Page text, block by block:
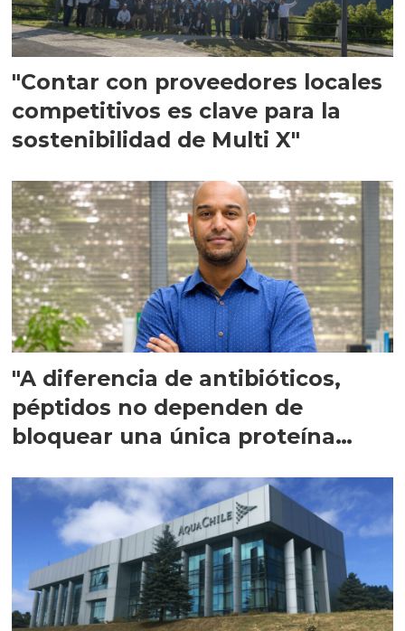
"Contar con proveedores locales
competitivos es clave para la
sostenibilidad de Multi X"
"A diferencia de antibióticos,
péptidos no dependen de
bloquear una única proteína